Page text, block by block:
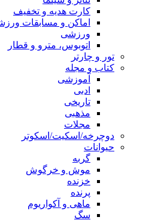
کارت هدیه و تخفیف
اماکن و مسابقات
ورزشی
اتوبوس، مترو و قطار
تور و چارتر
کتاب و مجله
آموزشی
ادبی
تاریخی
مذهبی
مجلات
دوچرخه/اسکیت/اسکوتر
حیوانات
گربه
موش و خرگوش
خزنده
پرنده
ماهی و آکواریوم
سگ